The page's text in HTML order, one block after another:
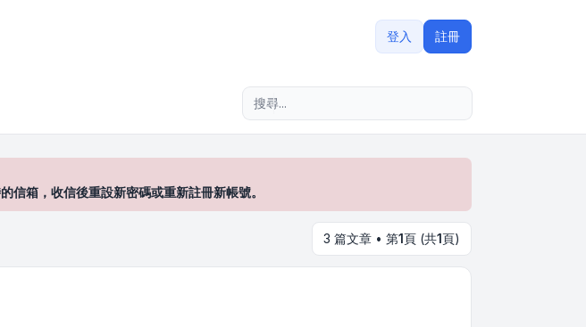
登入 註冊
箱，收信後重設新密碼或重新註冊新帳號。
3 篇文章 • 第1頁 (共1頁)